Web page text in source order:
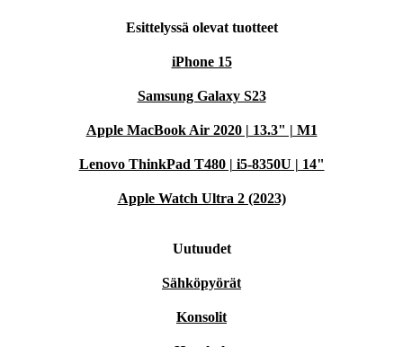
Esittelyssä olevat tuotteet
iPhone 15
Samsung Galaxy S23
Apple MacBook Air 2020 | 13.3" | M1
Lenovo ThinkPad T480 | i5-8350U | 14"
Apple Watch Ultra 2 (2023)
Uutuudet
Sähköpyörät
Konsolit